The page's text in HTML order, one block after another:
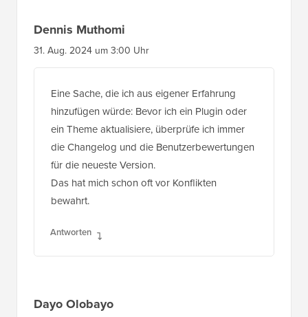
Dennis Muthomi
31. Aug. 2024 um 3:00 Uhr
Eine Sache, die ich aus eigener Erfahrung
hinzufügen würde: Bevor ich ein Plugin oder
ein Theme aktualisiere, überprüfe ich immer
die Changelog und die Benutzerbewertungen
für die neueste Version.
Das hat mich schon oft vor Konflikten
bewahrt.
Antworten
Dayo Olobayo